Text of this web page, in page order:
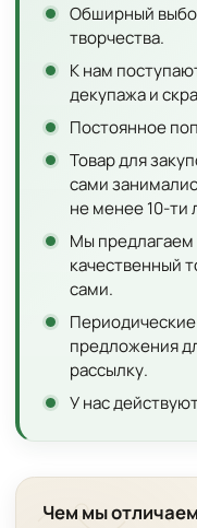
Обширный
творчества.
К нам
декупажа и
Постоянное
Товар для
сами
не менее 10-ти
Мы предлагаем
качественный
сами.
предложения
рассылку.
У нас
Чем мы